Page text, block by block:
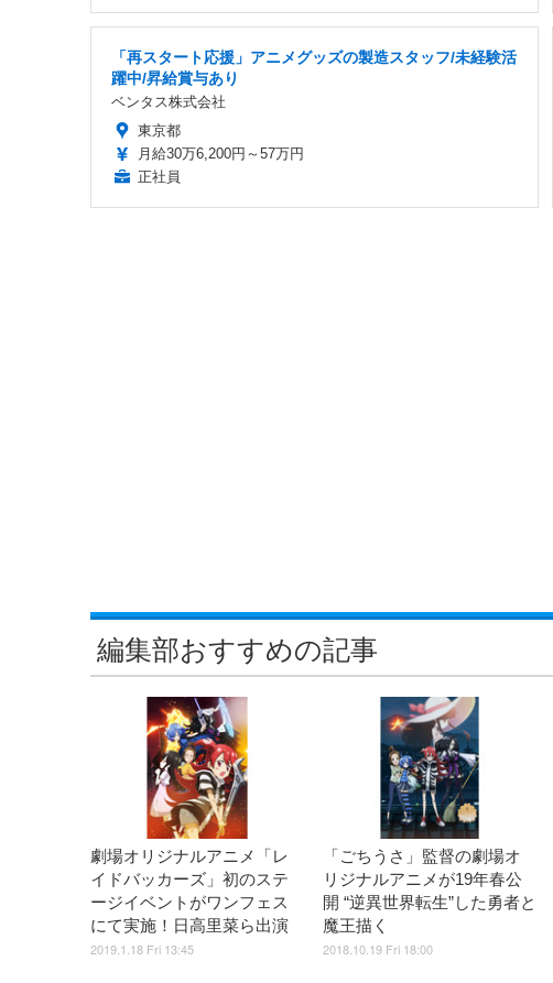
「再スタート応援」アニメグッズの製造スタッフ/未経験活
躍中/昇給賞与あり
ベンタス株式会社
東京都
月給30万6,200円～57万円
正社員
編集部おすすめの記事
劇場オリジナルアニメ「レ
イドバッカーズ」初のステ
ージイベントがワンフェス
にて実施！日高里菜ら出演
2019.1.18 Fri 13:45
「ごちうさ」監督の劇場オ
リジナルアニメが19年春公
開 “逆異世界転生”した勇者と
魔王描く
2018.10.19 Fri 18:00